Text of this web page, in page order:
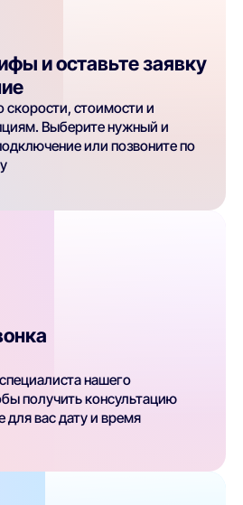
и оставьте заявку
стоимости и
Выберите нужный и
или позвоните по
нашего
получить консультацию
для вас дату и время